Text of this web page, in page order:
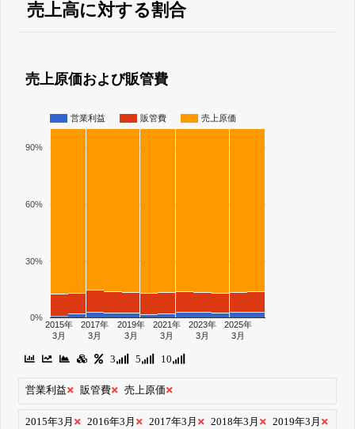
売上高に対する割合
売上原価および販管費
営業利益 販管費 売上原価
2015年
3月
2017年
3月
2019年
3月
2021年
3月
2023年
3月
2025年
3月
0%
30%
60%
90%
3 5 10
営業利益 販管費 売上原価
2015年3月 2016年3月 2017年3月 2018年3月
2019年3月